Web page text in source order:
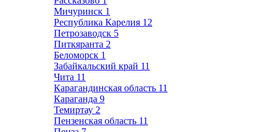
Мичуринск 1
Республика Карелия 12
Петрозаводск 5
Питкяранта 2
Беломорск 1
Забайкальский край 11
Чита 11
Карагандинская область 11
Караганда 9
Темиртау 2
Пензенская область 11